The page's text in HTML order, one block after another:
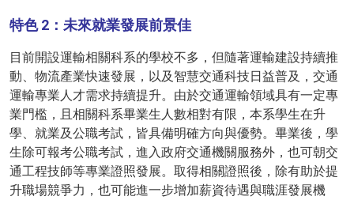
特色 2：未來就業發展前景佳
目前開設運輸相關科系的學校不多，但隨著運輸建設持續推
動、物流產業快速發展，以及智慧交通科技日益普及，交通
運輸專業人才需求持續提升。由於交通運輸領域具有一定專
業門檻，且相關科系畢業生人數相對有限，本系學生在升
學、就業及公職考試，皆具備明確方向與優勢。畢業後，學
生除可報考公職考試，進入政府交通機關服務外，也可朝交
通工程技師等專業證照發展。取得相關證照後，除有助於提
升職場競爭力，也可能進一步增加薪資待遇與職涯發展機